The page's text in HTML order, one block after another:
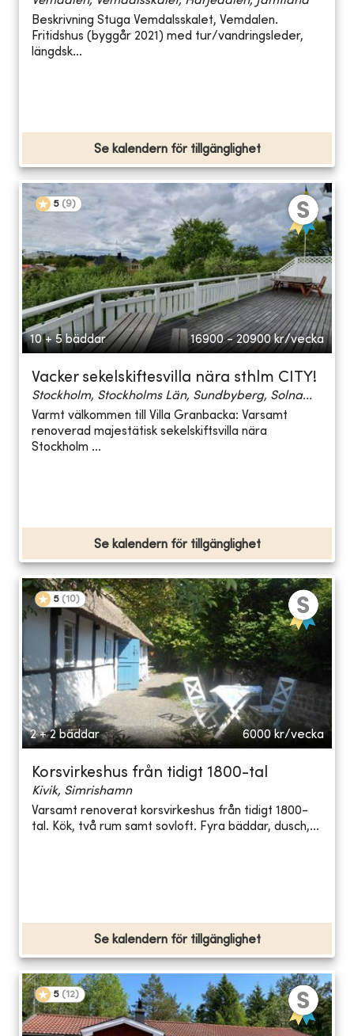
Beskrivning Stuga Vemdalsskalet, Vemdalen.
Fritidshus (byggår 2021) med tur/vandringsleder,
längdsk...
Se kalendern för tillgänglighet
5 (9)
10 + 5 bäddar 16900 - 20900 kr/vecka
Vacker sekelskiftesvilla nära sthlm CITY!
Stockholm, Stockholms Län, Sundbyberg, Solna...
Varmt välkommen till Villa Granbacka: Varsamt
renoverad majestätisk sekelskiftsvilla nära
Stockholm ...
Se kalendern för tillgänglighet
5 (10)
2 + 2 bäddar 6000 kr/vecka
Korsvirkeshus från tidigt 1800-tal
Kivik, Simrishamn
Varsamt renoverat korsvirkeshus från tidigt 1800-
tal. Kök, två rum samt sovloft. Fyra bäddar, dusch,...
Se kalendern för tillgänglighet
5 (12)